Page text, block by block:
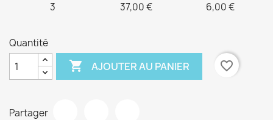
3 37,00 € 6,00 €
Quantité
 AJOUTER AU PANIER favorite_border
Partager